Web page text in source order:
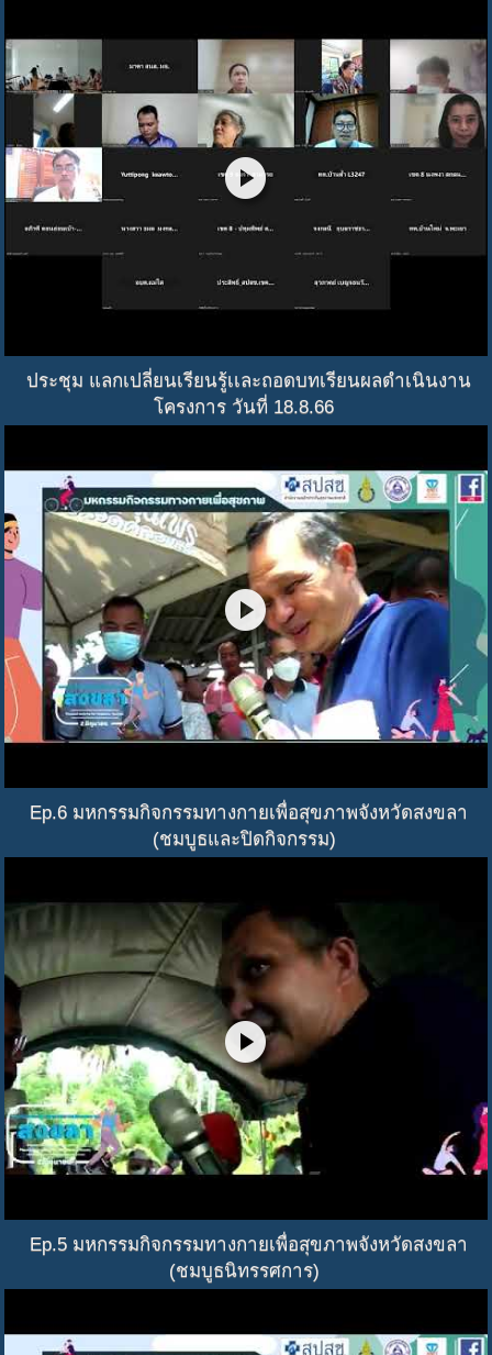
play_circle
ประชุม แลกเปลี่ยนเรียนรู้เเละถอดบทเรียนผลดำเนินงาน
โครงการ วันที่ 18.8.66
play_circle
Ep.6 มหกรรมกิจกรรมทางกายเพื่อสุขภาพจังหวัดสงขลา
(ชมบูธและปิดกิจกรรม)
play_circle
Ep.5 มหกรรมกิจกรรมทางกายเพื่อสุขภาพจังหวัดสงขลา
(ชมบูธนิทรรศการ)